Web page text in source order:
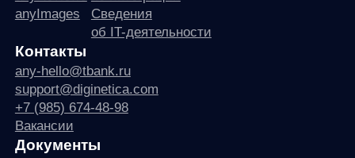
Деятельность в области ИТ
Согласие на получение рекламных и информационных
Руководство пользователя
Функциональные характеристики программного обеспечения
ПО распространяется в виде интернет-сервиса, специальные действия по